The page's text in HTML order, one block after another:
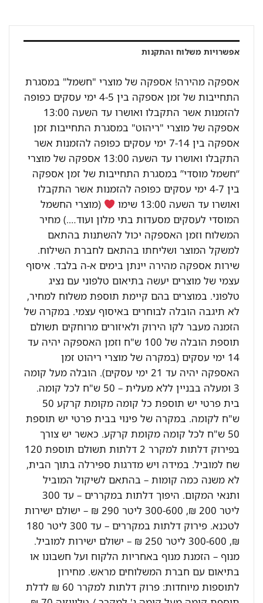
אפשרויות משלוח והתקנות
אספקה מהירה! אספקה של מוצרי "חשמל" במסגרת
התחייבות של זמן אספקה בין 4-5 ימי עסקים כפופה
להזמנות אשר התקבלו ואושרו עד השעה 13:00
אספקה של מוצרי "ריהוט" במסגרת התחייבות זמן
אספקה בין 7-14 ימי עסקים כפופה להזמנות אשר
התקבלו ואושרו עד השעה 13:00 אספקה של מוצרי
“חשמל מוסדי” במסגרת התחייבות של זמן אספקה
בין 4-7 ימי עסקים כפופה להזמנות אשר התקבלו
ואושרו עד השעה 13:00 שימו
(מוצרי החשמל
המוסדי לעסקים מסעדות בתי מלון ועוד….) מחיר
המשלוח וזמן האספקה יכול להשתנות בהתאם
למשקל המוצר ושליחתו בהתאם לחברת השילוח.
שירות אספקה מהירה יינתן בימים א-ה בלבד. איסוף
עצמי של מוצרים יעשה בתיאום טלפוני עם נציג
טלפוני. במוצרים בהם קיימת תוספת משלוח למחיר,
לא תיגבה הובלה לבוחרים באיסוף עצמי. במקרה של
הזמנה מעבר לקו הירוק ולאיזורים מרוחקים תשולם
תוספת הובלה של 100 ש"ח וזמן האספקה יהיה עד
14 ימי עסקים (במקרה של מוצרי ריהוט זמן
האספקה יהיה עד 21 ימי עסקים). הובלה מעל קומה
3 ומעלה בבניין ללא מעלית – 50 ש"ח לכל קומה.
בית פרטי יש תוספת כל קומה מקומת קרקע 50
ש"ח לקומה. במקרה של פינוי בבית פרטי יש תוספת
50 ש"ח לכל קומה מקומת קרקע. כאשר יש צורך
בפירוק דלתות למקרר 2 דלתות תשולם תוספת 120
שח למוביל. במידה ויש מדרגות ספירלה בתוך הבית,
לא משנה כמה קומות – בהתאם לשיקול המוביל
ותנאי המקום. היפוך דלתות במקררים – עד 300
ליטר 200 ₪, 300-600 ליטר 290 ₪ – ישולם ישירות
לטכנא. פירוק דלתות במקררים – עד 300 ליטר 180
₪, 300-600 ליטר 250 ₪ – ישולם ישירות למוביל.
מנוף – הזמנת מנוף באחריות הלקוח ועל חשבונו או
בתיאום עם חברת המשלוחים מראש. מחירון
לתוספות מיוחדות: פרוק דלתות למקרר 60 ₪ לדלת